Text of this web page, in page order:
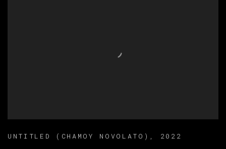
UNTITLED (CHAMOY NOVOLATO) , 2022